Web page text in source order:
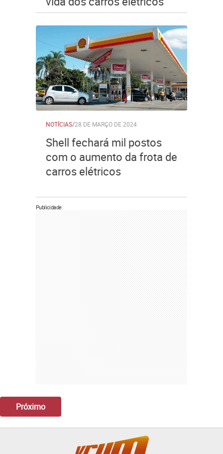
NOTÍCIAS/28 DE MARÇO DE 2024
Shell fechará mil postos
com o aumento da frota de
carros elétricos
Publicidade
Próximo